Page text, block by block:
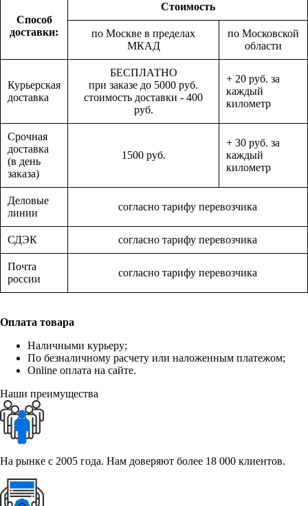
Способ
доставки:
Стоимость
по Москве в пределах
МКАД
по Московской
области
Курьерская
доставка
БЕСПЛАТНО
при заказе до 5000 руб.
стоимость доставки - 400
руб.
+ 20 руб. за
каждый
километр
Срочная
доставка
(в день
заказа)
1500 руб.
+ 30 руб. за
каждый
километр
Деловые
линии
согласно тарифу перевозчика
СДЭК согласно тарифу перевозчика
Почта
россии
согласно тарифу перевозчика
Оплата товара
Наличными курьеру;
По безналичному расчету или наложенным платежом;
Online оплата на сайте.
Наши преимущества
На рынке с 2005 года. Нам доверяют более 18 000 клиентов.